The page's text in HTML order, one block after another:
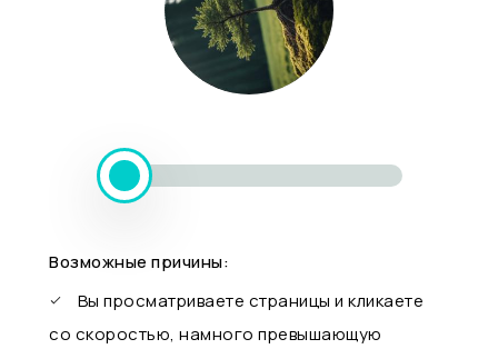
Возможные причины:
Вы просматриваете страницы и кликаете
со скоростью, намного превышающую